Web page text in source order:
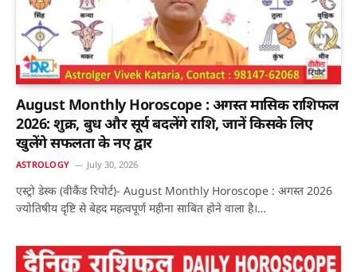
August Monthly Horoscope : अगस्त मासिक राशिफल
2026: शुक्र, बुध और सूर्य बदलेंगे राशि, जानें किसके लिए
खुलेंगे सफलता के नए द्वार
ASTROLOGY July 30, 2026
एस्ट्रो डेस्क (वीकैंड रिपोर्ट)- August Monthly Horoscope : अगस्त 2026
ज्योतिषीय दृष्टि से बेहद महत्वपूर्ण महीना साबित होने वाला है।…